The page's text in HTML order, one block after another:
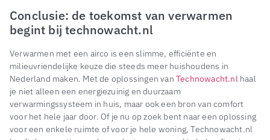
Conclusie: de toekomst van verwarmen
begint bij technowacht.nl
Verwarmen met een airco is een slimme, efficiënte en
milieuvriendelijke keuze die steeds meer huishoudens in
Nederland maken. Met de oplossingen van Technowacht.nlhaal
je niet alleen een energiezuinig en duurzaam
verwarmingssysteem in huis, maar ook een bron van comfort
voor het hele jaar door. Of je nu op zoek bent naar een oplossing
voor een enkele ruimte of voor je hele woning, Technowacht.nl